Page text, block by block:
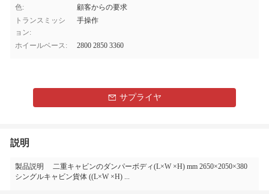
色:
顧客からの要求
トランスミッシ
ョン:
手操作
ホイールベース: 2800 2850 3360
サプライヤ
説明
製品説明 二重キャビンのダンパーボディ(L×W ×H) mm 2650×2050×380
シングルキャビン貨体 ((L×W ×H) ...